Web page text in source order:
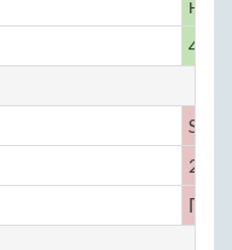
нет
4
S
2